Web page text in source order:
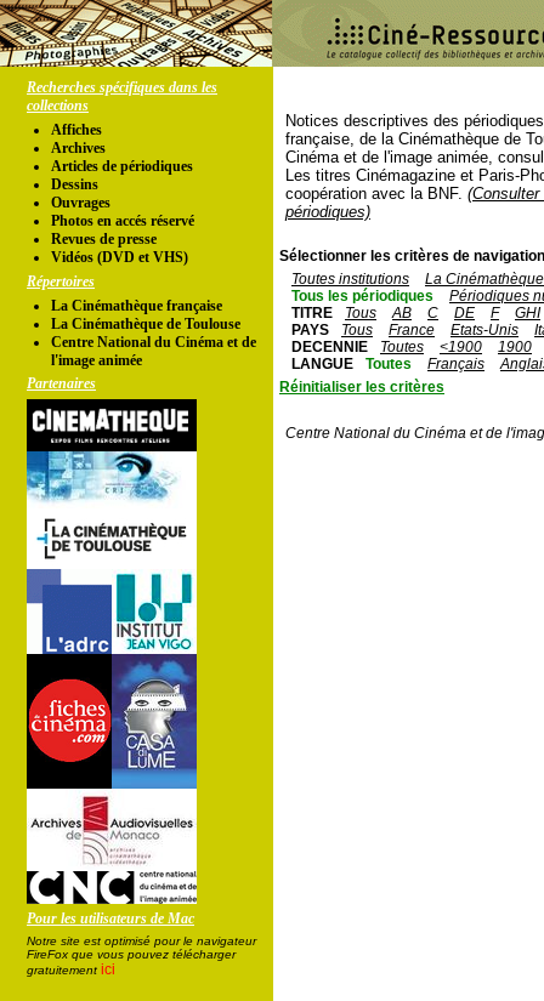
Recherches spécifiques dans les
collections
Affiches
Archives
Articles de périodiques
Dessins
Ouvrages
Photos en accés réservé
Revues de presse
Vidéos (DVD et VHS)
Répertoires
La Cinémathèque française
La Cinémathèque de Toulouse
Centre National du Cinéma et de
l'image animée
Partenaires
Pour les utilisateurs de Mac
Notre site est optimisé pour le navigateur
FireFox que vous pouvez télécharger
gratuitement ici
Notices descriptives des
française, de la Cinémathèque de
Cinéma et de l'image animée,
Les titres Cinémagazine et Paris-
coopération avec la BNF.
périodiques)
Sélectionner les critères de
Toutes institutions
La
Tous les périodiques
Périodiques
TITRE
Tous AB C DE F
GHI
PAYS
Tous France Etats-Unis
DECENNIE
Toutes <1900
1900
LANGUE
Toutes Français
Réinitialiser les critères
Centre National du Cinéma et de